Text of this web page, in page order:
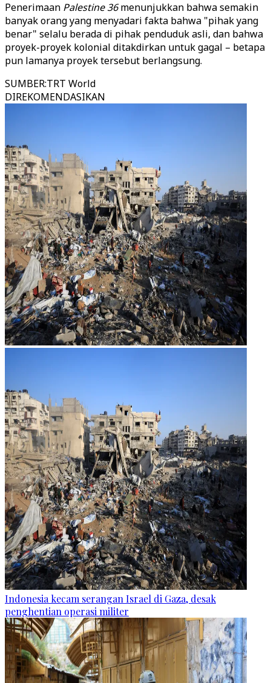
Penerimaan Palestine 36menunjukkan bahwa semakin
banyak orang yang menyadari fakta bahwa "pihak yang
benar" selalu berada di pihak penduduk asli, dan bahwa
proyek-proyek kolonial ditakdirkan untuk gagal – betapa
pun lamanya proyek tersebut berlangsung.
SUMBER:TRT World
DIREKOMENDASIKAN
Indonesia kecam serangan Israel di Gaza, desak
penghentian operasi militer